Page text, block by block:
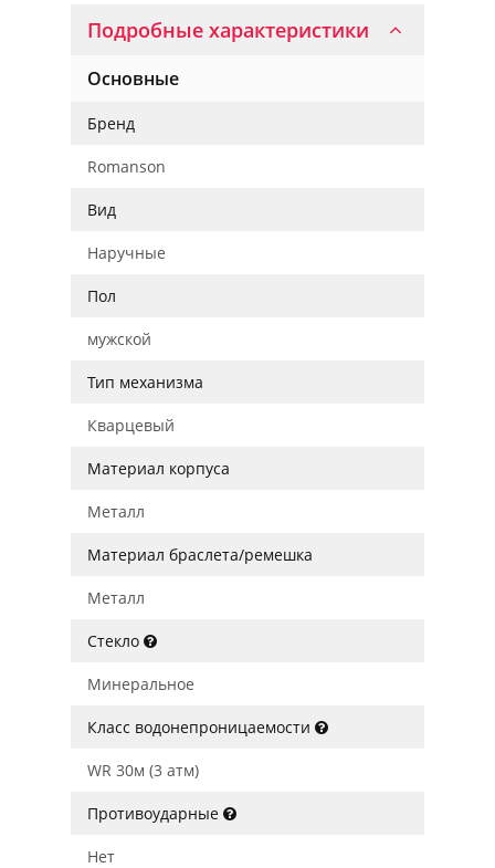
Подробные характеристики
Основные
Бренд
Romanson
Вид
Наручные
Пол
мужской
Тип механизма
Кварцевый
Материал корпуса
Металл
Материал браслета/ремешка
Металл
Стекло
Минеральное
Класс водонепроницаемости
WR 30м (3 атм)
Противоударные
Нет